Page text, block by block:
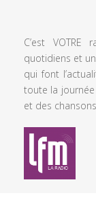
C’est VOTRE
quotidiens et
qui font
toute la journée
et des